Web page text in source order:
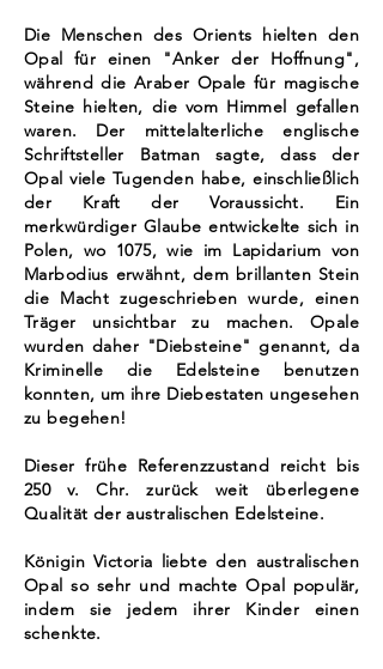
Die Menschen des Orients hielten den
Opal für einen "Anker der Hoffnung",
während die Araber Opale für magische
Steine hielten, die vom Himmel gefallen
waren. Der mittelalterliche englische
Schriftsteller Batman sagte, dass der
Opal viele Tugenden habe, einschließlich
der Kraft der Voraussicht. Ein
merkwürdiger Glaube entwickelte sich in
Polen, wo 1075, wie im Lapidarium von
Marbodius erwähnt, dem brillanten Stein
die Macht zugeschrieben wurde, einen
Träger unsichtbar zu machen. Opale
wurden daher "Diebsteine" genannt, da
Kriminelle die Edelsteine benutzen
konnten, um ihre Diebestaten ungesehen
zu begehen!
Dieser frühe Referenzzustand reicht bis
250 v. Chr. zurück weit überlegene
Qualität der australischen Edelsteine.
Königin Victoria liebte den australischen
Opal so sehr und machte Opal populär,
indem sie jedem ihrer Kinder einen
schenkte.